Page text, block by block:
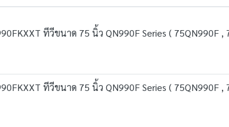
ทีวีขนาด 75 นิ้ว QN990F Series ( 75QN990F ,
ทีวีขนาด 75 นิ้ว QN990F Series ( 75QN990F ,